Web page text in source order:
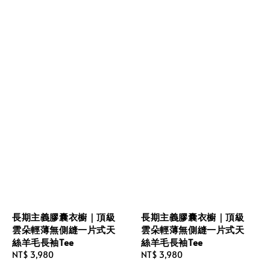
長期主義膠囊衣櫥｜頂級
雲朵輕薄無側縫一片式天
絲羊毛長袖Tee
Regular
NT$ 3,980
長期主義膠囊衣櫥｜頂級
雲朵輕薄無側縫一片式天
絲羊毛長袖Tee
Regular
NT$ 3,980